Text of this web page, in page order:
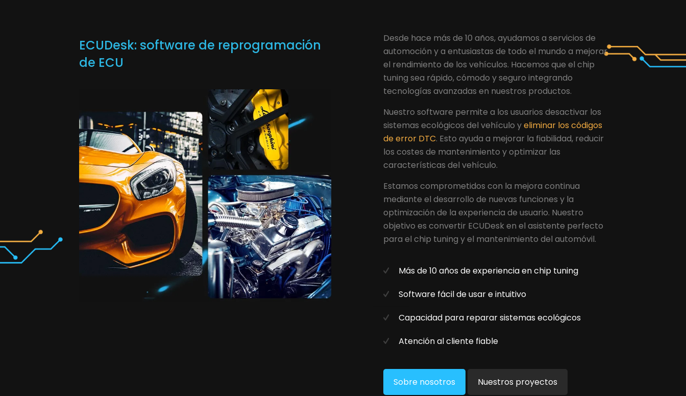
ECUDesk: software de reprogramación
de ECU
Desde hace más de 10 años, ayudamos a servicios de
automoción y a entusiastas de todo el mundo a mejorar
el rendimiento de los vehículos. Hacemos que el chip
tuning sea rápido, cómodo y seguro integrando
tecnologías avanzadas en nuestros productos.
Nuestro software permite a los usuarios desactivar los
sistemas ecológicos del vehículo yeliminar los códigos
de error DTC. Esto ayuda a mejorar la fiabilidad, reducir
los costes de mantenimiento y optimizar las
características del vehículo.
Estamos comprometidos con la mejora continua
mediante el desarrollo de nuevas funciones y la
optimización de la experiencia de usuario. Nuestro
objetivo es convertir ECUDesk en el asistente perfecto
para el chip tuning y el mantenimiento del automóvil.
Más de 10 años de experiencia en chip tuning
Software fácil de usar e intuitivo
Capacidad para reparar sistemas ecológicos
Atención al cliente fiable
Sobre nosotros Nuestros proyectos